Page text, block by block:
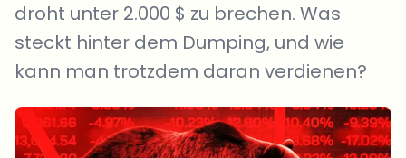
droht unter 2.000 $ zu brechen. Was
steckt hinter dem Dumping, und wie
kann man trotzdem daran verdienen?